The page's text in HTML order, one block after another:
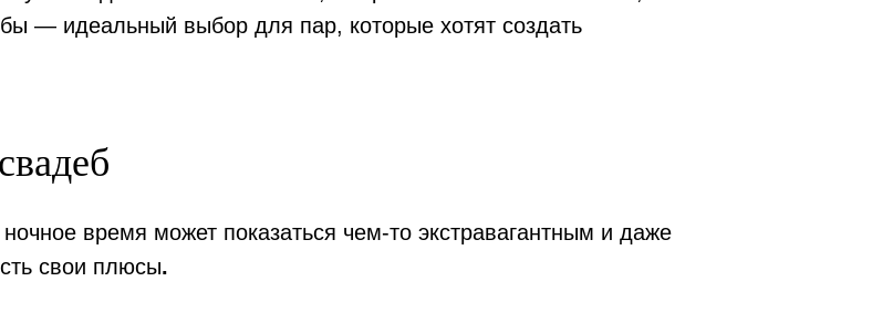
— идеальный выбор для пар, которые хотят создать
время может показаться чем-то экстравагантным и даже
свои плюсы.